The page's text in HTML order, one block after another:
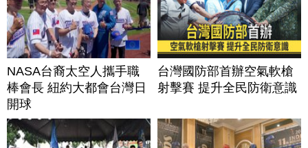
NASA台裔太空人攜手職
棒會長 紐約大都會台灣日
開球
台灣國防部首辦空氣軟槍
射擊賽 提升全民防衛意識